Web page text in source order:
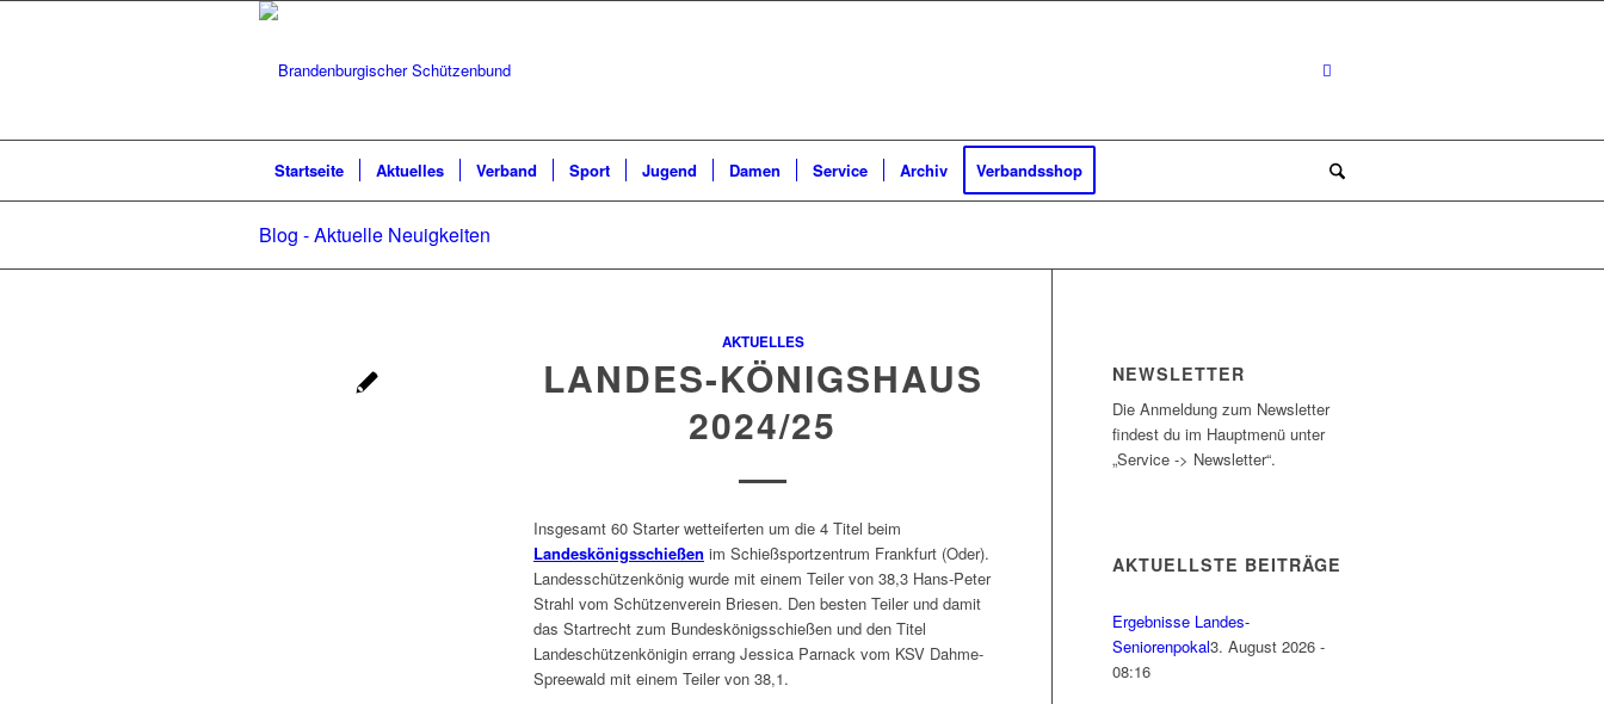
Startseite Aktuelles Verband Sport Jugend Damen Service Archiv Verbandsshop
Blog - Aktuelle Neuigkeiten
AKTUELLES
LANDES-KÖNIGSHAUS
2024/25
Insgesamt 60 Starter wetteiferten um die 4 Titel beim
Landeskönigsschießen im Schießsportzentrum Frankfurt (Oder).
Landesschützenkönig wurde mit einem Teiler von 38,3 Hans-Peter
Strahl vom Schützenverein Briesen. Den besten Teiler und damit
das Startrecht zum Bundeskönigsschießen und den Titel
Landeschützenkönigin errang Jessica Parnack vom KSV Dahme-
Spreewald mit einem Teiler von 38,1.
NEWSLETTER
Die Anmeldung zum Newsletter
findest du im Hauptmenü unter
„Service -> Newsletter“.
AKTUELLSTE BEITRÄGE
Ergebnisse Landes-
Seniorenpokal3. August 2026 -
08:16